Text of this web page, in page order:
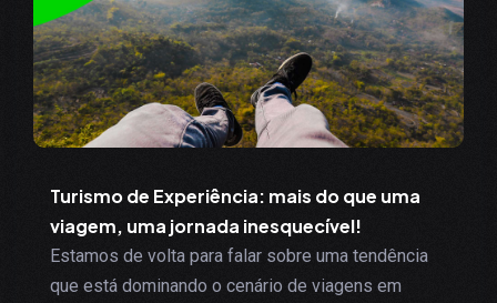
Turismo de Experiência: mais do que uma
viagem, uma jornada inesquecível!
Estamos de volta para falar sobre uma tendência
que está dominando o cenário de viagens em